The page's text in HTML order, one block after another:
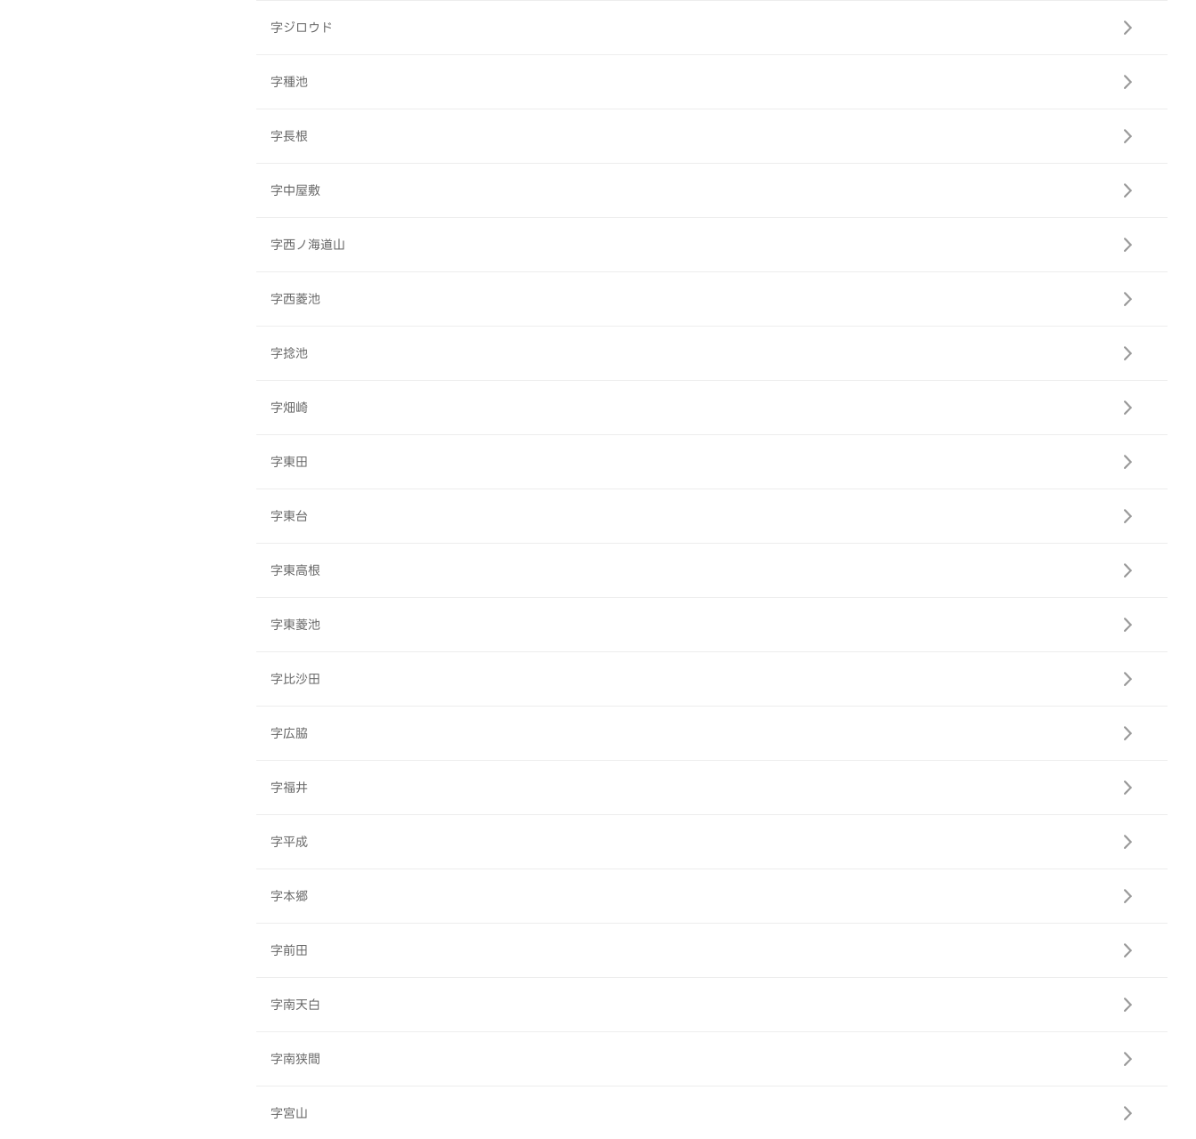
字ジロウド
字種池
字長根
字中屋敷
字西ノ海道山
字西菱池
字捻池
字畑崎
字東田
字東台
字東高根
字東菱池
字比沙田
字広脇
字福井
字平成
字本郷
字前田
字南天白
字南狭間
字宮山